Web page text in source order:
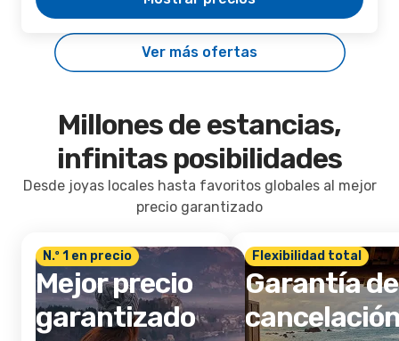
Ver más ofertas
Millones de estancias,
infinitas posibilidades
Desde joyas locales hasta favoritos globales al mejor
precio garantizado
N.º 1 en precio
Mejor precio
garantizado
Flexibilidad total
Garantía de